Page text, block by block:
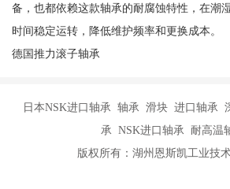
备，也都依赖这款轴承的耐腐蚀特性，在潮
时间稳定运转，降低维护频率和更换成本。
德国推力滚子轴承
日本NSK进口轴承 轴承 滑块 进口轴承
承 NSK进口轴承 耐高温
版权所有：湖州恩斯凯工业技